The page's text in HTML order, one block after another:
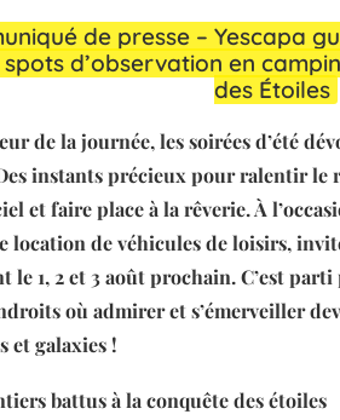
de presse – Yescapa
d’observation en
des Étoiles
de la journée, les soirées d’été
instants précieux pour ralentir le
et faire place à la rêverie. À
location de véhicules de loisirs,
le 1, 2 et 3 août prochain. C’est
où admirer et s’émerveiller
et galaxies !
battus à la conquête des étoiles